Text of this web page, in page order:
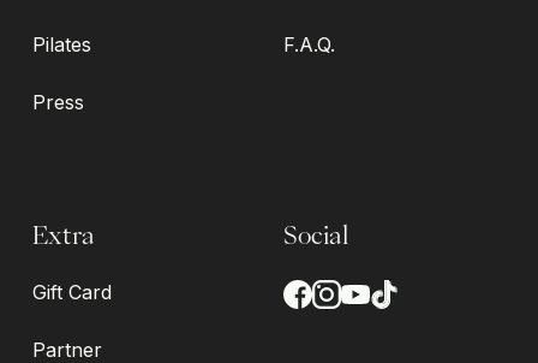
Pilates
Press
F.A.Q.
Extra
Gift Card
Partner
Social